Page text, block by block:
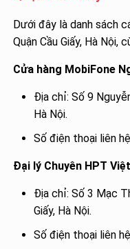
Dưới đây là danh sách
Quận Cầu Giấy, Hà Nội,
Cửa hàng MobiFone
Địa chỉ: Số 9
Hà Nội.
Số điện thoại liên
Đại lý Chuyên HPT
Địa chỉ: Số 3 Mạc
Giấy, Hà Nội.
Số điện thoại liên